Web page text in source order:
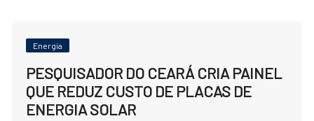
Energia
PESQUISADOR DO CEARÁ CRIA PAINEL
QUE REDUZ CUSTO DE PLACAS DE
ENERGIA SOLAR